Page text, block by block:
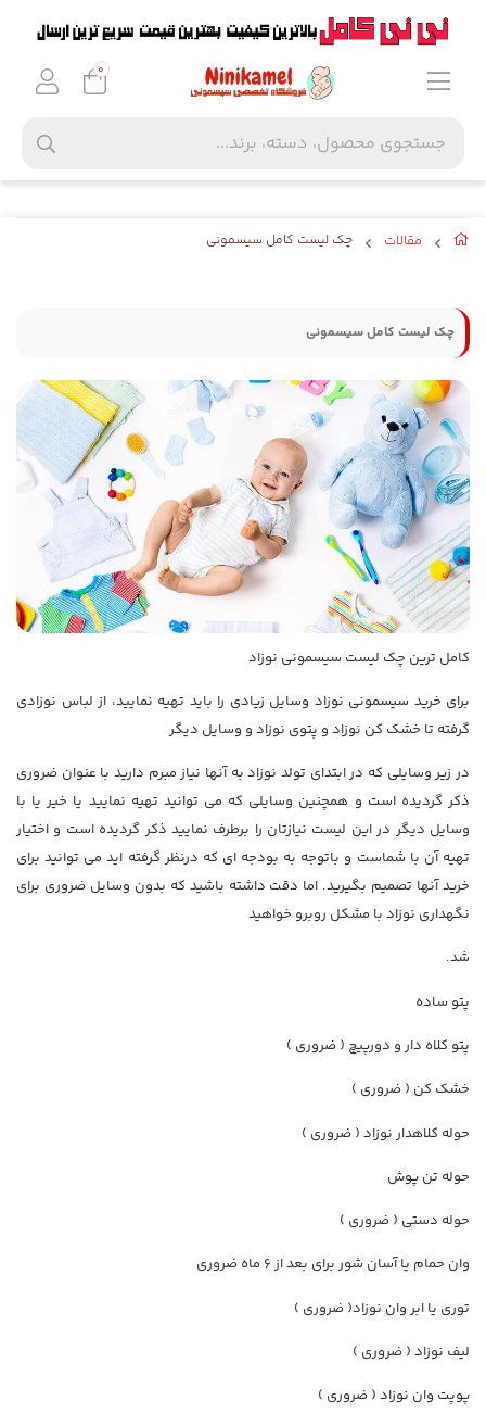
مقالات چک لیست کامل سیسمونی
چک لیست کامل سیسمونی
کامل ترین چک لیست سیسمونی نوزاد
برای خرید سیسمونی نوزاد وسایل زیادی را باید تهیه نمایید، از لباس نوزادی
گرفته تا خشک کن نوزاد و پتوی نوزاد و وسایل دیگر
در زیر وسایلی که در ابتدای تولد نوزاد به آنها نیاز مبرم دارید با عنوان ضروری
ذکر گردیده است و همچنین وسایلی که می توانید تهیه نمایید یا خیر یا با
وسایل دیگر در این لیست نیازتان را برطرف نمایید ذکر گردیده است و اختیار
تهیه آن با شماست و باتوجه به بودجه ای که درنظر گرفته اید می توانید برای
خرید آنها تصمیم بگیرید. اما دقت داشته باشید که بدون وسایل ضروری برای
نگهداری نوزاد با مشکل روبرو خواهید
شد.
پتو ساده
پتو کلاه دار و دورپیچ ( ضروری )
خشک کن ( ضروری )
حوله کلاهدار نوزاد ( ضروری )
حوله تن پوش
حوله دستی ( ضروری )
وان حمام یا آسان شور برای بعد از 6 ماه ضروری
توری یا ابر وان نوزاد( ضروری )
لیف نوزاد ( ضروری )
پوپت وان نوزاد ( ضروری )
0